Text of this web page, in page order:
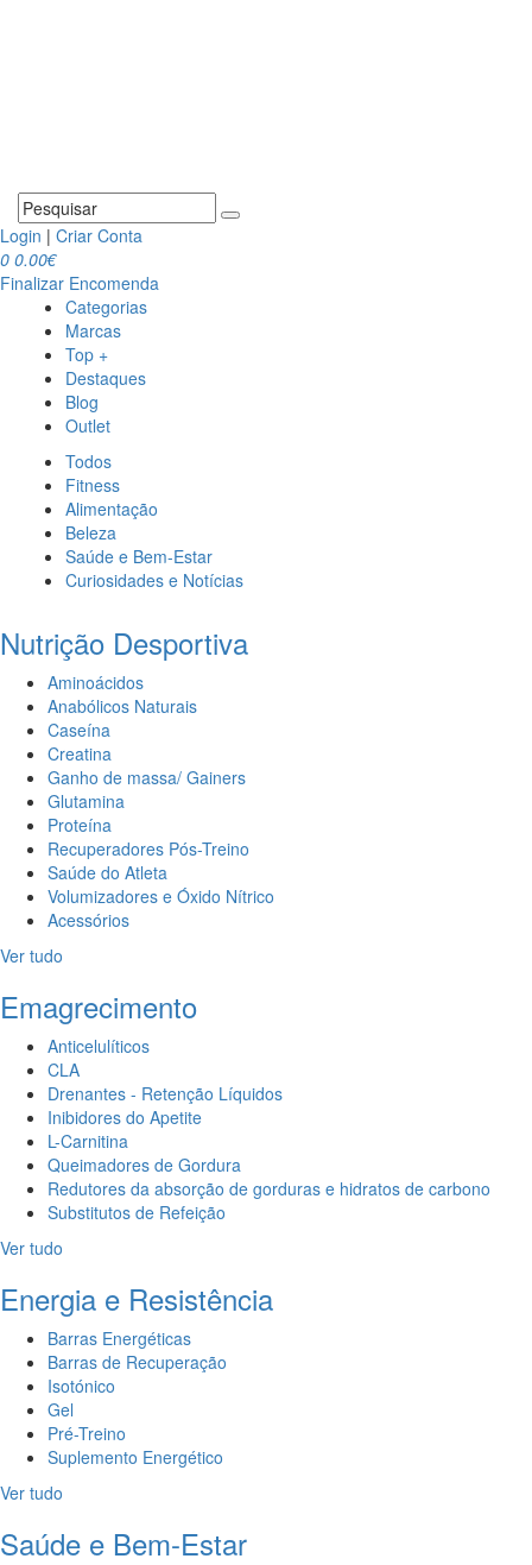
Login | Criar Conta
0 0.00€
Finalizar Encomenda
Categorias
Marcas
Top +
Destaques
Blog
Outlet
Todos
Fitness
Alimentação
Beleza
Saúde e Bem-Estar
Curiosidades e Notícias
Nutrição Desportiva
Aminoácidos
Anabólicos Naturais
Caseína
Creatina
Ganho de massa/ Gainers
Glutamina
Proteína
Recuperadores Pós-Treino
Saúde do Atleta
Volumizadores e Óxido Nítrico
Acessórios
Ver tudo
Emagrecimento
Anticelulíticos
CLA
Drenantes - Retenção Líquidos
Inibidores do Apetite
L-Carnitina
Queimadores de Gordura
Redutores da absorção de gorduras e hidratos de carbono
Substitutos de Refeição
Ver tudo
Energia e Resistência
Barras Energéticas
Barras de Recuperação
Isotónico
Gel
Pré-Treino
Suplemento Energético
Ver tudo
Saúde e Bem-Estar